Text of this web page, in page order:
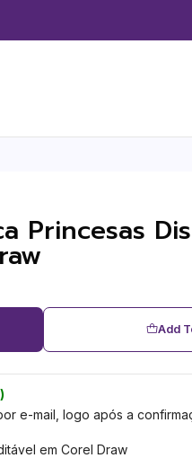
Princesas
Add
e-mail, logo após a
em Corel Draw